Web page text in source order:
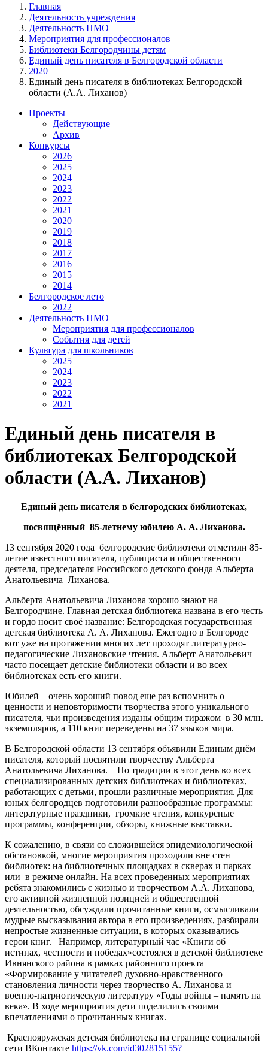
Главная
Деятельность учреждения
Деятельность НМО
Мероприятия для профессионалов
Библиотеки Белгородчины детям
Единый день писателя в Белгородской области
2020
Единый день писателя в библиотеках Белгородской
области (А.А. Лиханов)
Проекты
Действующие
Архив
Конкурсы
2026
2025
2024
2023
2022
2021
2020
2019
2018
2017
2016
2015
2014
Белгородское лето
2022
Деятельность НМО
Мероприятия для профессионалов
События для детей
Культура для школьников
2025
2024
2023
2022
2021
Единый день писателя в
библиотеках Белгородской
области (А.А. Лиханов)
Единый день писателя в белгородских библиотеках,
посвящённый 85-летнему юбилею А. А. Лиханова.
13 сентября 2020 года белгородские библиотеки отметили 85-
летие известного писателя, публициста и общественного
деятеля, председателя Российского детского фонда Альберта
Анатольевича Лиханова.
Альберта Анатольевича Лиханова хорошо знают на
Белгородчине. Главная детская библиотека названа в его честь
и гордо носит своё название: Белгородская государственная
детская библиотека А. А. Лиханова. Ежегодно в Белгороде
вот уже на протяжении многих лет проходят литературно-
педагогические Лихановские чтения. Альберт Анатольевич
часто посещает детские библиотеки области и во всех
библиотеках есть его книги.
Юбилей – очень хороший повод еще раз вспомнить о
ценности и неповторимости творчества этого уникального
писателя, чьи произведения изданы общим тиражом в 30 млн.
экземпляров, а 110 книг переведены на 37 языков мира.
В Белгородской области 13 сентября объявили Единым днём
писателя, который посвятили творчеству Альберта
Анатольевича Лиханова. По традиции в этот день во всех
специализированных детских библиотеках и библиотеках,
работающих с детьми, прошли различные мероприятия. Для
юных белгородцев подготовили разнообразные программы:
литературные праздники, громкие чтения, конкурсные
программы, конференции, обзоры, книжные выставки.
К сожалению, в связи со сложившейся эпидемиологической
обстановкой, многие мероприятия проходили вне стен
библиотек: на библиотечных площадках в скверах и парках
или в режиме онлайн. На всех проведенных мероприятиях
ребята знакомились с жизнью и творчеством А.А. Лиханова,
его активной жизненной позицией и общественной
деятельностью, обсуждали прочитанные книги, осмысливали
мудрые высказывания автора в его произведениях, разбирали
непростые жизненные ситуации, в которых оказывались
герои книг. Например, литературный час «Книги об
истинах, честности и победах»состоялся в детской библиотеке
Ивнянского района в рамках районного проекта
«Формирование у читателей духовно-нравственного
становления личности через творчество А. Лиханова и
военно-патриотическую литературу «Годы войны – память на
века». В ходе мероприятия дети поделились своими
впечатлениями о прочитанных книгах.
Краснояружская детская библиотека на странице социальной
сети ВКонтакте https://vk.com/id302815155?